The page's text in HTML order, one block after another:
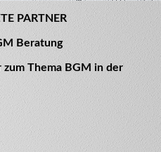
PARTNER
Beratung
Thema BGM in der